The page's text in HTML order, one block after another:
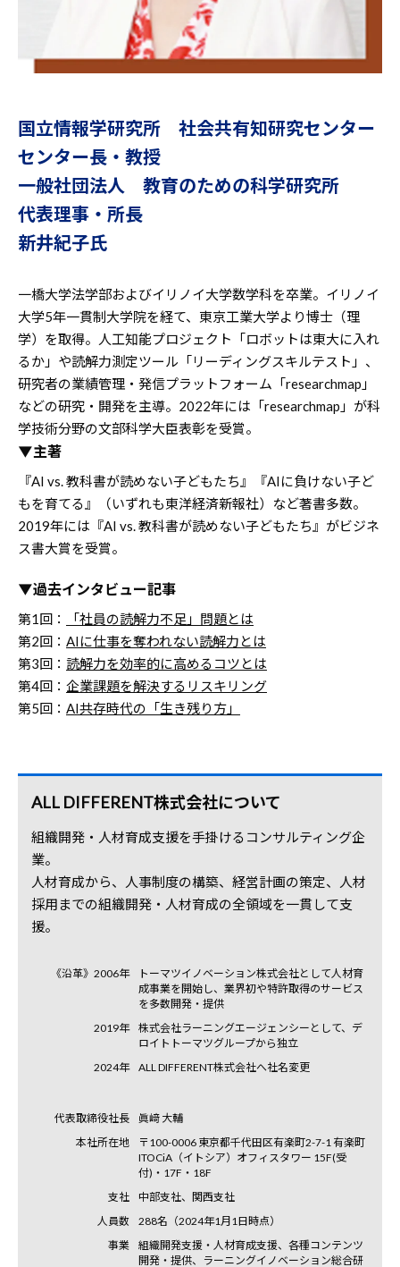
国立情報学研究所 社会共有知研究センター
センター長・教授
一般社団法人 教育のための科学研究所
代表理事・所長
新井紀子氏
一橋大学法学部およびイリノイ大学数学科を卒業。イリノイ
大学5年一貫制大学院を経て、東京工業大学より博士（理
学）を取得。人工知能プロジェクト「ロボットは東大に入れ
るか」や読解力測定ツール「リーディングスキルテスト」、
研究者の業績管理・発信プラットフォーム「researchmap」
などの研究・開発を主導。2022年には「researchmap」が科
学技術分野の文部科学大臣表彰を受賞。
▼主著
『AI vs. 教科書が読めない子どもたち』『AIに負けない子ど
もを育てる』（いずれも東洋経済新報社）など著書多数。
2019年には『AI vs. 教科書が読めない子どもたち』がビジネ
ス書大賞を受賞。
▼過去インタビュー記事
第1回：
「社員の読解力不足」問題とは
第2回： AIに仕事を奪われない読解力とは
第3回： 読解力を効率的に高めるコツとは
第4回： 企業課題を解決するリスキリング
第5回： AI共存時代の「生き残り方」
ALL DIFFERENT株式会社について
組織開発・人材育成支援を手掛けるコンサルティング企
業。
人材育成から、人事制度の構築、経営計画の策定、人材
採用までの組織開発・人材育成の全領域を一貫して支
援。
《沿革》2006年
トーマツイノベーション株式会社として人材育
成事業を開始し、業界初や特許取得のサービス
を多数開発・提供
2019年
株式会社ラーニングエージェンシーとして、デ
ロイトトーマツグループから独立
2024年
ALL DIFFERENT株式会社へ社名変更
代表取締役社長
眞﨑 大輔
本社所在地
〒100-0006 東京都千代田区有楽町2-7-1 有楽町
ITOCiA（イトシア）オフィスタワー 15F(受
付)・17F・18F
支社
中部支社、関西支社
人員数
288名（2024年1月1日時点）
事業
組織開発支援・人材育成支援、各種コンテンツ
開発・提供、ラーニングイノベーション総合研